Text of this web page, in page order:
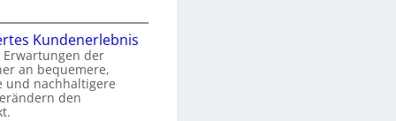
Kundenerlebnis
Erwartungen der
an bequemere,
und nachhaltigere
den